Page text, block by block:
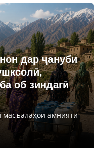
дар ҷануби
об зиндагӣ
масъалаҳои амнияти